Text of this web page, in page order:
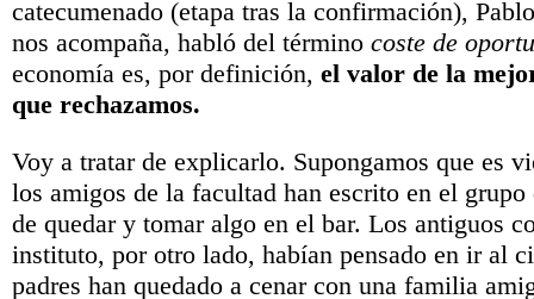
catecumenado (etapa tras la confirmación),
nos acompaña, habló del término coste de
economía es, por definición, el valor de la
que rechazamos.
Voy a tratar de explicarlo. Supongamos que es
los amigos de la facultad han escrito en el grupo
de quedar y tomar algo en el bar. Los antiguos
instituto, por otro lado, habían pensado en ir al
padres han quedado a cenar con una familia